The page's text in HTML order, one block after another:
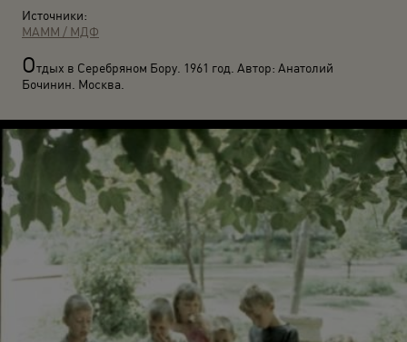
Источники:
МАММ / МДФ
Отдых в Серебряном Бору. 1961 год. Автор: Анатолий
Бочинин. Москва.